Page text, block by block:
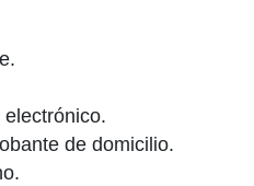
electrónico.
de domicilio.